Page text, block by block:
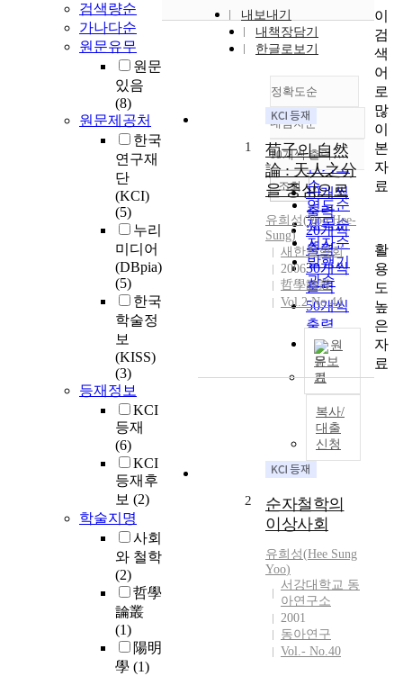
검색량순
가나다순
원문유무
원문
있음
(8)
원문제공처
한국
연구재
단
(KCI)
(5)
누리
미디어
(DBpia)
(5)
한국
학술정
보
(KISS)
(3)
등재정보
KCI
등재
(6)
KCI
등재후
보 (2)
학술지명
사회
와 철학
(2)
哲學
論叢
(1)
陽明
學 (1)
내보내기
내책장담기
한글로보기
정확도순
정확도
순
인기도
순
연도순
제목순
저자순
발행기
관순
내림차순
내림차순
10개씩 출력
10개씩
출력
20개씩
출력
30개씩
출력
50개씩
출력
100개씩
출력
조회
1
荀子의 自然
論 : 天人之分
을 중심으로
유희성(Yoo Hee-
Sung)
새한철학회
2006
哲學論叢
Vol.2 No.44
원
문보
기
복사/
대출
신청
2
순자철학의
이상사회
유희성(Hee Sung
Yoo)
서강대학교 동
아연구소
2001
동아연구
Vol.- No.40
이
검
색
어
로
많
이
본
자
료
활
용
도
높
은
자
료